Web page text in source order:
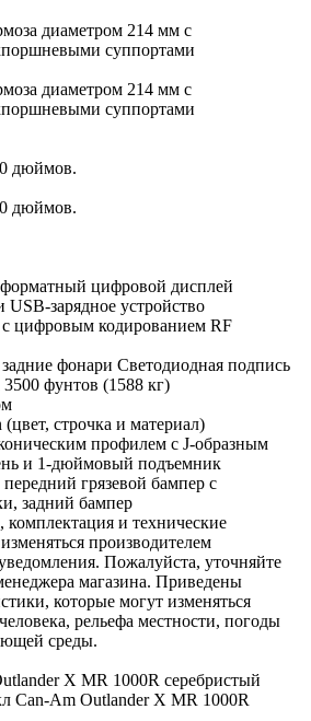
диаметром 214 мм с
суппортами
диаметром 214 мм с
суппортами
дюймов.
дюймов.
цифровой дисплей
зарядное устройство
с цифровым кодированием RF
фонари Светодиодная подпись
фунтов (1588 кг)
строчка и материал)
профилем с J-образным
и 1-дюймовый подъемник
грязевой бампер с
задний бампер
и технические
производителем
Пожалуйста, уточняйте
магазина. Приведены
которые могут изменяться
рельефа местности, погоды
среды.
X MR 1000R серебристый
Can-Am Outlander X MR 1000R